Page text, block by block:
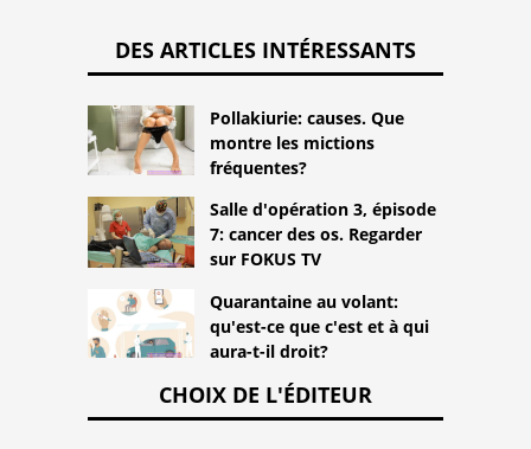
DES ARTICLES INTÉRESSANTS
Pollakiurie: causes. Que
montre les mictions
fréquentes?
Salle d'opération 3, épisode
7: cancer des os. Regarder
sur FOKUS TV
Quarantaine au volant:
qu'est-ce que c'est et à qui
aura-t-il droit?
CHOIX DE L'ÉDITEUR